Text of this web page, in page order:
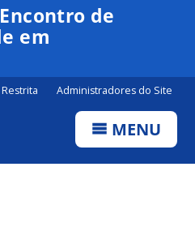
Canais
Encontro de
em
Administradores do Site
MENU